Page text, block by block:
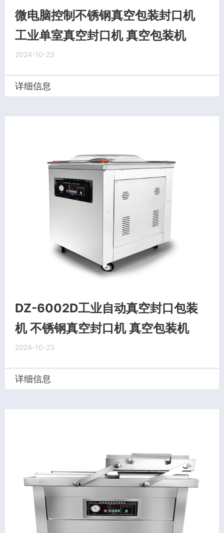
微电脑控制不锈钢真空包装封口机
工业单室真空封口机 真空包装机
2024-10-23
详细信息
DZ-6002D工业自动真空封口包装
机 不锈钢真空封口机 真空包装机
2024-10-23
详细信息